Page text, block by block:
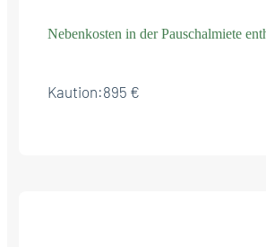
Nebenkosten in der Pauschalmiete
Kaution:895 €